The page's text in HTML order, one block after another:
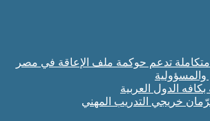
تدعم حوكمة ملف الإعاقة في مصر
والمسؤولية
خريجي التدريب المهني